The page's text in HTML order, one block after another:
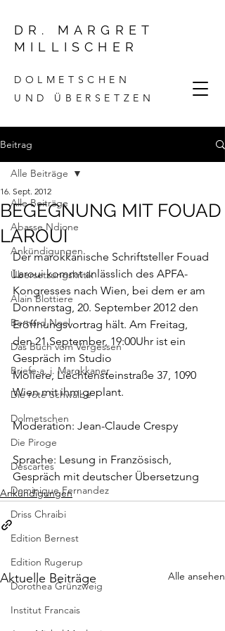
DR. MARGRET
MILLISCHER
DOLMETSCHEN
UND ÜBERSETZEN
Beitrag
Alle Beiträge
Abasse Ndione
Ankündigungen
Übersetzungskritik
Alain Blottiere
Bernard Noel
Das Buch vom Vergessen
Briefe a. j. Marokkaner
Die rote Schwalbe
Dolmetschen
Die Piroge
Descartes
Dominique Fernandez
Driss Chraibi
Edition Bernest
Edition Rugerup
Dorothea Grünzweig
Institut Francais
Alle Beiträge
BEGEGNUNG MIT FOUAD
LAROUI
16. Sept. 2012
Der marokkanische Schriftsteller Fouad
Laroui kommt anlässlich des APFA-
Kongresses nach Wien, bei dem er am
Donnerstag, 20. September 2012 den
Eröffnungsvortrag hält. Am Freitag,
den 21.September, 19:00Uhr ist ein
Gespräch im Studio
Molière, Liechtensteinstraße 37, 1090
Wien mit ihm geplant.
Moderation: Jean-Claude Crespy
Sprache: Lesung in Französisch,
Gespräch mit deutscher Übersetzung
Ankündigungen
Aktuelle Beiträge Alle ansehen